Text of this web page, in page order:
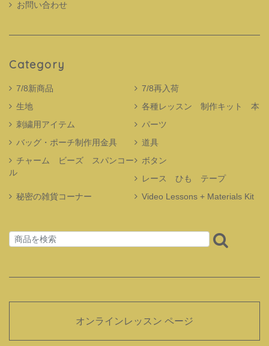
お問い合わせ
Category
7/8新商品
7/8再入荷
生地
各種レッスン 制作キット 本
刺繍用アイテム
パーツ
バッグ・ポーチ制作用金具
道具
チャーム ビーズ スパンコー
ル
ボタン
レース ひも テープ
秘密の雑貨コーナー
Video Lessons + Materials Kit
オンラインレッスン ページ